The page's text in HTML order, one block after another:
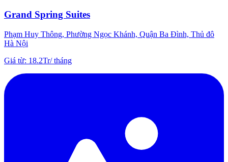
Grand Spring Suites
Phạm Huy Thông, Phường Ngọc Khánh, Quận Ba Đình, Thủ đô
Hà Nội
Giá từ: 18.2Tr/tháng